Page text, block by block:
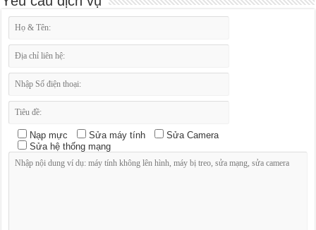
Nạp mực Sửa máy tính
Sửa Camera
Sửa hệ thống mạng